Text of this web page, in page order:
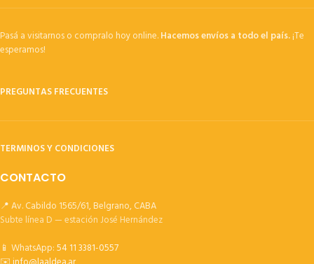
Pasá a visitarnos o compralo hoy online.Hacemos envíos a todo el país.¡Te
esperamos!
PREGUNTAS FRECUENTES
TERMINOS Y CONDICIONES
CONTACTO
📍 Av. Cabildo 1565/61, Belgrano, CABA
Subte línea D — estación José Hernández
📱 WhatsApp:54 11 3381-0557